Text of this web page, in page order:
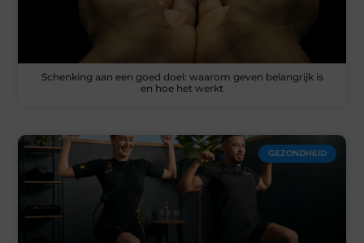
Schenking aan een goed doel: waarom geven belangrijk is
en hoe het werkt
GEZONDHEID